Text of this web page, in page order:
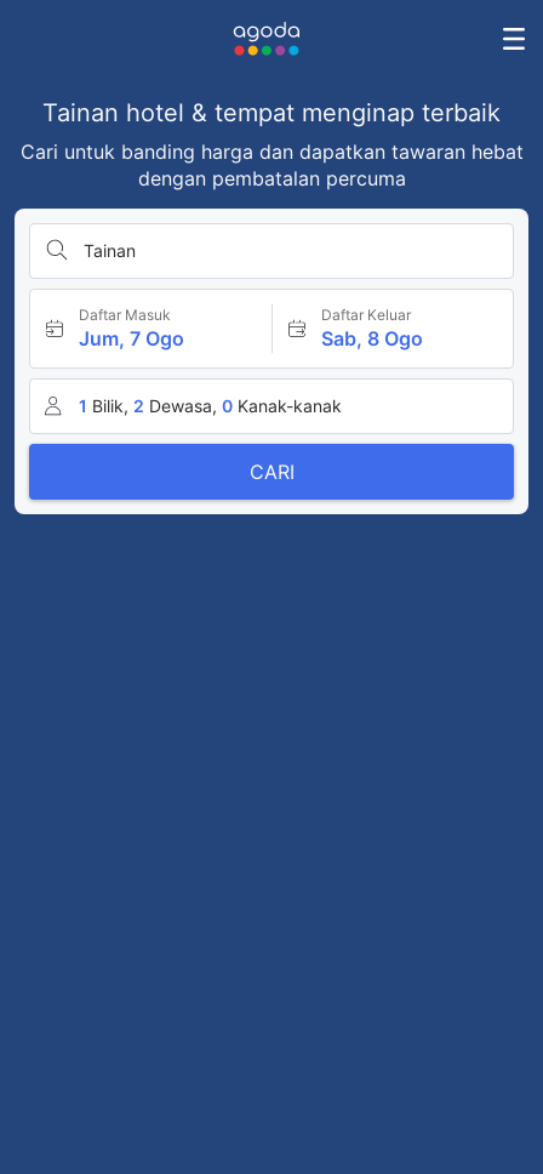
Tainan hotel & tempat menginap terbaik
Cari untuk banding harga dan dapatkan tawaran hebat
dengan pembatalan percuma
Tainan
Daftar Masuk
Jum, 7 Ogo
Daftar Keluar
Sab, 8 Ogo
1 Bilik, 2 Dewasa, 0 Kanak-kanak
CARI